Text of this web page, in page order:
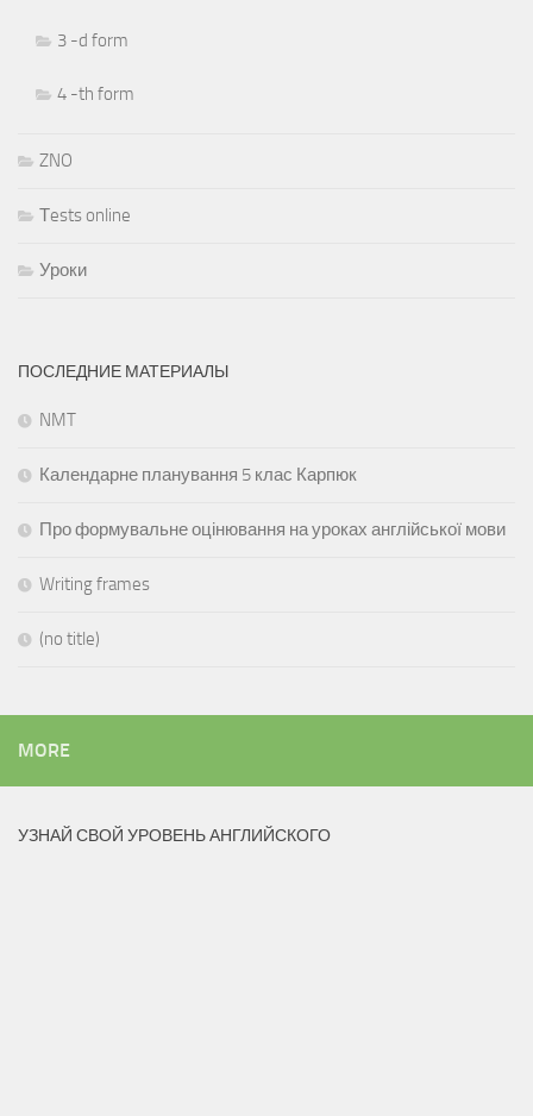
3 -d form
4 -th form
ZNO
Тests online
Уроки
ПОСЛЕДНИЕ МАТЕРИАЛЫ
NMT
Календарне планування 5 клас Карпюк
Про формувальне оцінювання на уроках англійської мови
Writing frames
(no title)
MORE
УЗНАЙ СВОЙ УРОВЕНЬ АНГЛИЙСКОГО